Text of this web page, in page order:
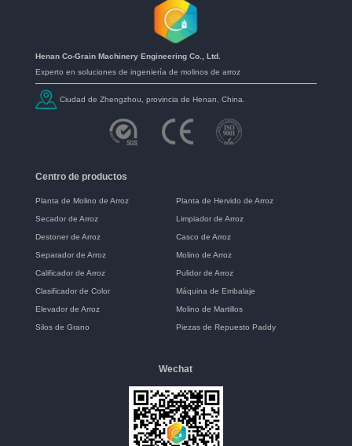
Henan Co-Grain Machinery Engineering Co., Ltd.
Experto en soluciones de ingeniería de molinos de arroz
Ciudad de Zhengzhou, provincia de Henan, China.
Centro de productos
Planta de Molino de Arroz Planta de Hervido de Arroz
Secador de Arroz Limpiador de Arroz
Destoner de Arroz Casco de Arroz
Separador de Arroz Molino de Arroz
Calificador de Arroz Pulidor de Arroz
Clasificador de Color Máquina de Embalaje
Elevador de Arroz Molino de Martillos
Silos de Grano Piezas de Repuesto Paddy
Wechat